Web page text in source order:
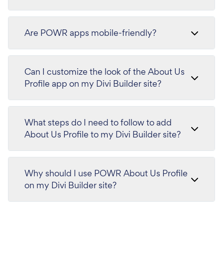
Are POWR apps mobile-friendly?
Can I customize the look of the About Us
Profile app on my Divi Builder site?
What steps do I need to follow to add
About Us Profile to my Divi Builder site?
Why should I use POWR About Us Profile
on my Divi Builder site?